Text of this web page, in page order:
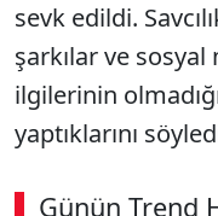
sevk edildi.
şarkılar ve
ilgilerinin
yaptıklarını
Günün Trend